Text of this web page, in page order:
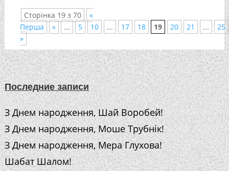
Сторінка 19 з 70
«
Перша
« ... 5 10 ... 17 18 19 20 21 ...
25
»
Последние записи
З Днем народження, Шай Воробей!
З Днем народження, Моше Трубнік!
З Днем народження, Мера Глухова!
Шабат Шалом!